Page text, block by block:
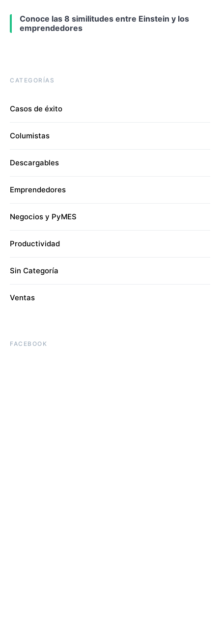
Conoce las 8 similitudes entre Einstein y los
emprendedores
CATEGORÍAS
Casos de éxito
Columistas
Descargables
Emprendedores
Negocios y PyMES
Productividad
Sin Categoría
Ventas
FACEBOOK